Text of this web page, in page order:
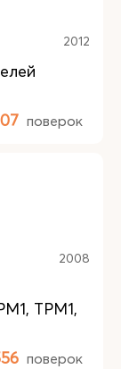
2012
поверок
2008
ТРМ1,
поверок